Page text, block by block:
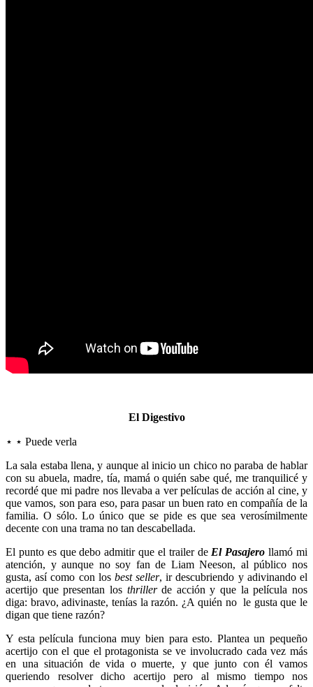
El Digestivo
⋆ ⋆ Puede verla
La sala estaba llena, y aunque al inicio un chico no paraba de hablar
con su abuela, madre, tía, mamá o quién sabe qué, me tranquilicé y
recordé que mi padre nos llevaba a ver películas de acción al cine, y
que vamos, son para eso, para pasar un buen rato en compañía de la
familia. O sólo. Lo único que se pide es que sea verosímilmente
decente con una trama no tan descabellada.
El punto es que debo admitir que el trailer de El Pasajero llamó mi
atención, y aunque no soy fan de Liam Neeson, al público nos
gusta, así como con los best seller, ir descubriendo y adivinando el
acertijo que presentan los thrillerde acción y que la película nos
diga: bravo, adivinaste, tenías la razón. ¿A quién no le gusta que le
digan que tiene razón?
Y esta película funciona muy bien para esto. Plantea un pequeño
acertijo con el que el protagonista se ve involucrado cada vez más
en una situación de vida o muerte, y que junto con él vamos
queriendo resolver dicho acertijo pero al mismo tiempo nos